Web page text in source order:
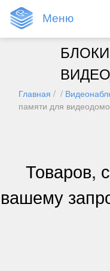
Меню
Главная / /
памяти для
Товаров,
вашему